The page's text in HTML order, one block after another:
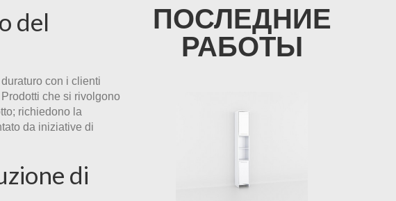
del
con i clienti
che si rivolgono
richiedono la
da iniziative di
di
ПОСЛЕДНИЕ
РАБОТЫ